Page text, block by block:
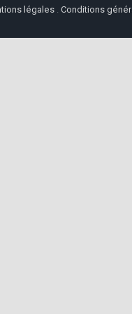
légales . Conditions